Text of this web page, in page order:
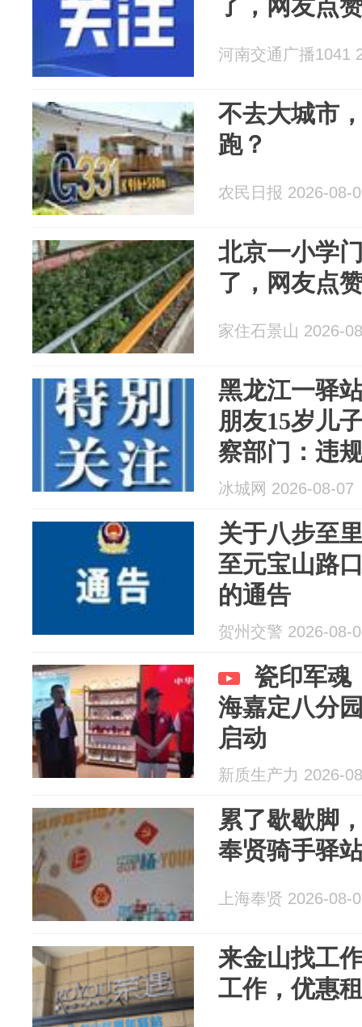
了，网友点
河南交通广播1041
不去大城市
跑？
农民日报 2026-08-
北京一小学
了，网友点
家住石景山 2026-
黑龙江一驿
朋友15岁儿
察部门：违
元
冰城网 2026-08-07
关于八步至
至元宝山路
的通告
贺州交警 2026-08-
瓷印军
海嘉定八分
启动
新质生产力 2026-
累了歇歇脚
奉贤骑手驿
上海奉贤 2026-08-
来金山找工
工作，优惠